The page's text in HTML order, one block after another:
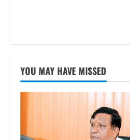
YOU MAY HAVE MISSED